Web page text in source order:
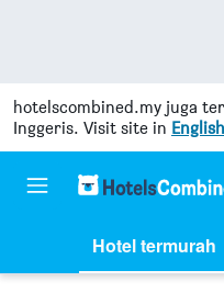
hotelscombined.my juga
Inggeris. Visit site in English
Hotel termurah